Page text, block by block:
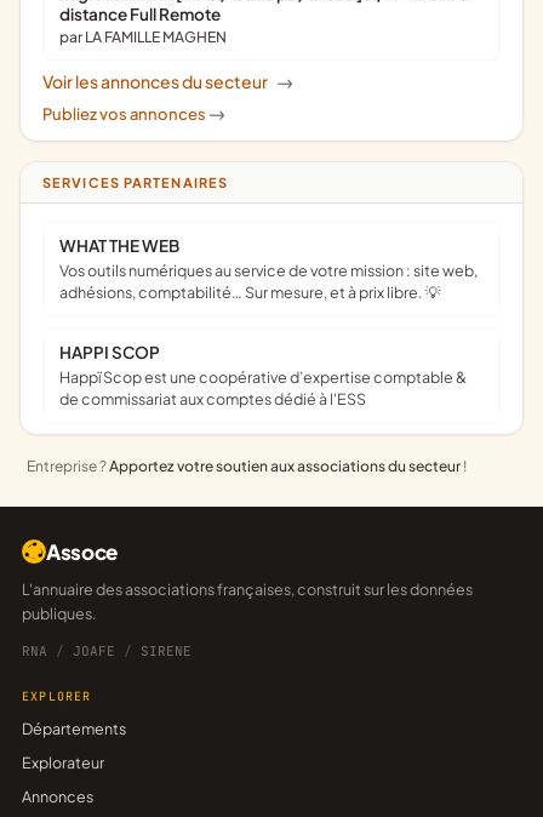
distance Full Remote
par LA FAMILLE MAGHEN
Voir les annonces du secteur ->
Publiez vos annonces ->
SERVICES PARTENAIRES
WHAT THE WEB
Vos outils numériques au service de votre mission : site web,
adhésions, comptabilité… Sur mesure, et à prix libre. 💡
HAPPI SCOP
Happï Scop est une coopérative d’expertise comptable &
de commissariat aux comptes dédié à l'ESS
Entreprise ?Apportez votre soutien aux associations du secteur !
Assoce
L'annuaire des associations françaises, construit sur les données
publiques.
RNA / JOAFE / SIRENE
EXPLORER
Départements
Explorateur
Annonces